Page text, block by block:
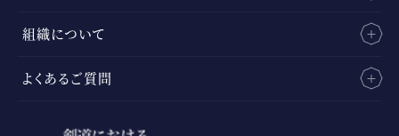
組織について
よくあるご質問